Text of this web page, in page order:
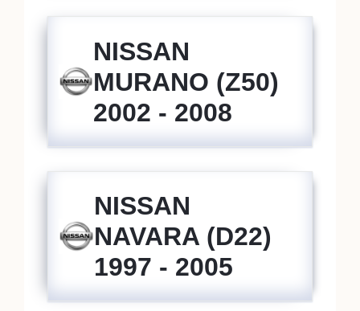
NISSAN
MURANO (Z50)
2002 - 2008
NISSAN
NAVARA (D22)
1997 - 2005